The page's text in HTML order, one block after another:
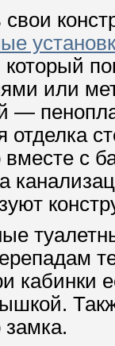
который
или
—
отделка
с
кабинки
замка.